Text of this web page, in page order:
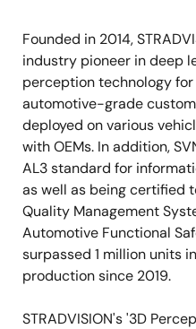
説
明
Founded in 2014,
industry pioneer in deep
perception technology for
automotive-grade
deployed on various
with OEMs. In addition,
AL3 standard for
as well as being certified
Quality Management
Automotive Functional
surpassed 1 million units
production since 2019.
STRADVISION's '3D